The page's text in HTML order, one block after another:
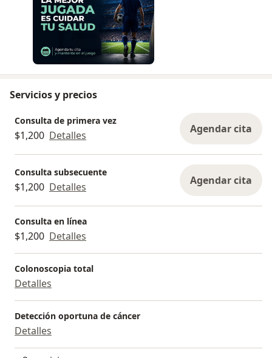
Servicios y precios
Consulta de primera vez
$1,200 Detalles Agendar cita
Consulta subsecuente
$1,200 Detalles Agendar cita
Consulta en línea
$1,200 Detalles
Colonoscopia total
Detalles
Detección oportuna de cáncer
Detalles